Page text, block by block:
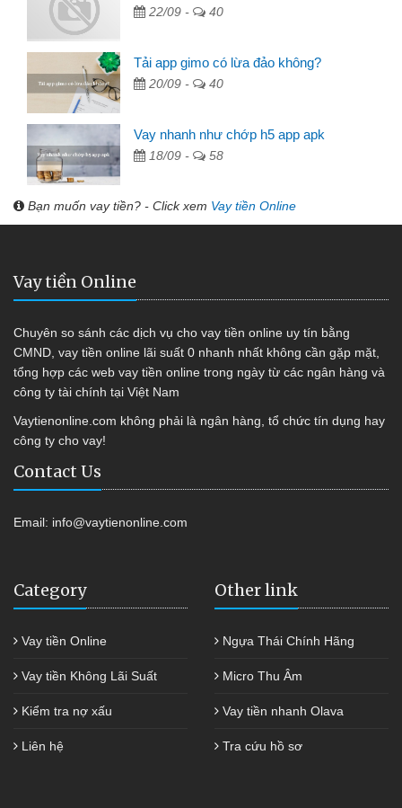
22/09 - 40
Tải app gimo có lừa đảo không?
20/09 - 40
Vay nhanh như chớp h5 app apk
18/09 - 58
Bạn muốn vay tiền? - Click xem Vay tiền Online
Vay tiền Online
Chuyên so sánh các dịch vụ cho vay tiền online uy tín bằng
CMND, vay tiền online lãi suất 0 nhanh nhất không cần gặp mặt,
tổng hợp các web vay tiền online trong ngày từ các ngân hàng và
công ty tài chính tại Việt Nam
Vaytienonline.com không phải là ngân hàng, tổ chức tín dụng hay
công ty cho vay!
Contact Us
Email: info@vaytienonline.com
Category
Vay tiền Online
Vay tiền Không Lãi Suất
Kiểm tra nợ xấu
Liên hệ
Other link
Ngựa Thái Chính Hãng
Micro Thu Âm
Vay tiền nhanh Olava
Tra cứu hồ sơ